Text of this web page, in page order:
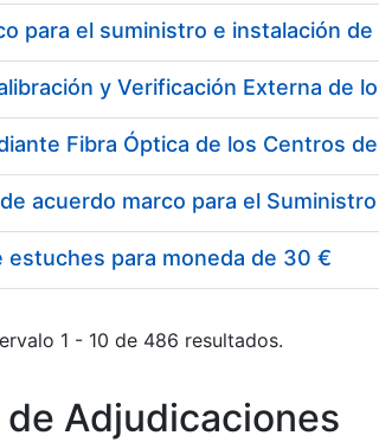
para el suministro e instalación
estuches para moneda de 30 €
1 - 10 de 486 resultados.
Adjudicaciones